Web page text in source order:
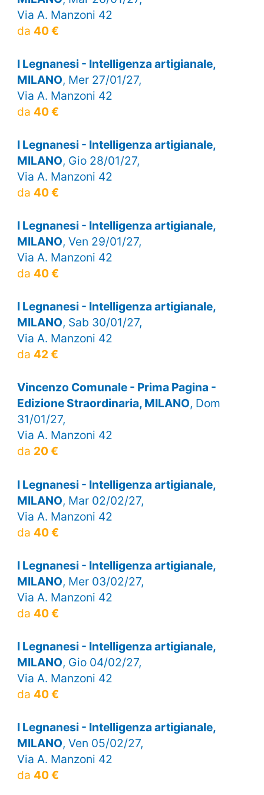
Via A. Manzoni 42
da 40 €
I Legnanesi - Intelligenza artigianale,
MILANO, Mer 27/01/27,
Via A. Manzoni 42
da 40 €
I Legnanesi - Intelligenza artigianale,
MILANO, Gio 28/01/27,
Via A. Manzoni 42
da 40 €
I Legnanesi - Intelligenza artigianale,
MILANO, Ven 29/01/27,
Via A. Manzoni 42
da 40 €
I Legnanesi - Intelligenza artigianale,
MILANO, Sab 30/01/27,
Via A. Manzoni 42
da 42 €
Vincenzo Comunale - Prima Pagina -
Edizione Straordinaria, MILANO, Dom
31/01/27,
Via A. Manzoni 42
da 20 €
I Legnanesi - Intelligenza artigianale,
MILANO, Mar 02/02/27,
Via A. Manzoni 42
da 40 €
I Legnanesi - Intelligenza artigianale,
MILANO, Mer 03/02/27,
Via A. Manzoni 42
da 40 €
I Legnanesi - Intelligenza artigianale,
MILANO, Gio 04/02/27,
Via A. Manzoni 42
da 40 €
I Legnanesi - Intelligenza artigianale,
MILANO, Ven 05/02/27,
Via A. Manzoni 42
da 40 €